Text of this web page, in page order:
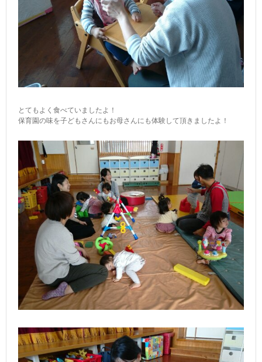
とてもよく食べていましたよ！
保育園の味を子どもさんにもお母さんにも体験して頂きましたよ！